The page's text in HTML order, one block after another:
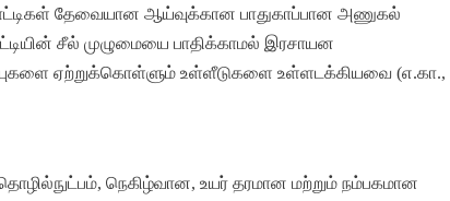
தேவையான ஆய்வுக்கான பாதுகாப்பான அணுகல்
சீல் முழுமையை பாதிக்காமல் இரசாயன
ஏற்றுக்கொள்ளும் உள்ளீடுகளை உள்ளடக்கியவை (எ.கா.,
தொழில்நுட்பம், நெகிழ்வான, உயர் தரமான மற்றும் நம்பகமான